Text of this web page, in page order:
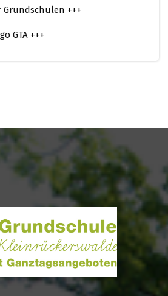
+++
GTA +++